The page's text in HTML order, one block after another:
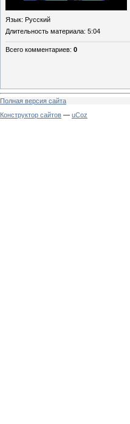
Язык: Русский
Длительность материала: 5:04
Всего комментариев: 0
Полная версия сайта
Конструктор сайтов — uCoz